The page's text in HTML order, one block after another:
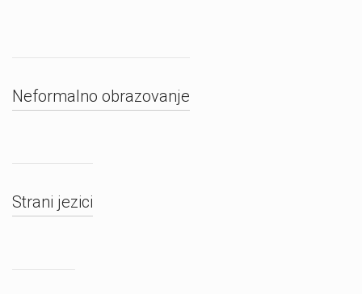
Neformalno obrazovanje
Strani jezici